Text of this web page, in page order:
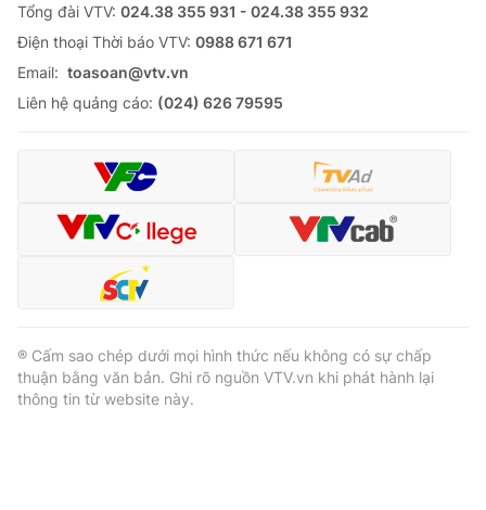
Tổng đài VTV: 024.38 355 931 - 024.38 355 932
Ðiện thoại Thời báo VTV: 0988 671 671
Email: toasoan@vtv.vn
Liên hệ quảng cáo: (024) 626 79595
® Cấm sao chép dưới mọi hình thức nếu không có sự chấp
thuận bằng văn bản. Ghi rõ nguồn VTV.vn khi phát hành lại
thông tin từ website này.